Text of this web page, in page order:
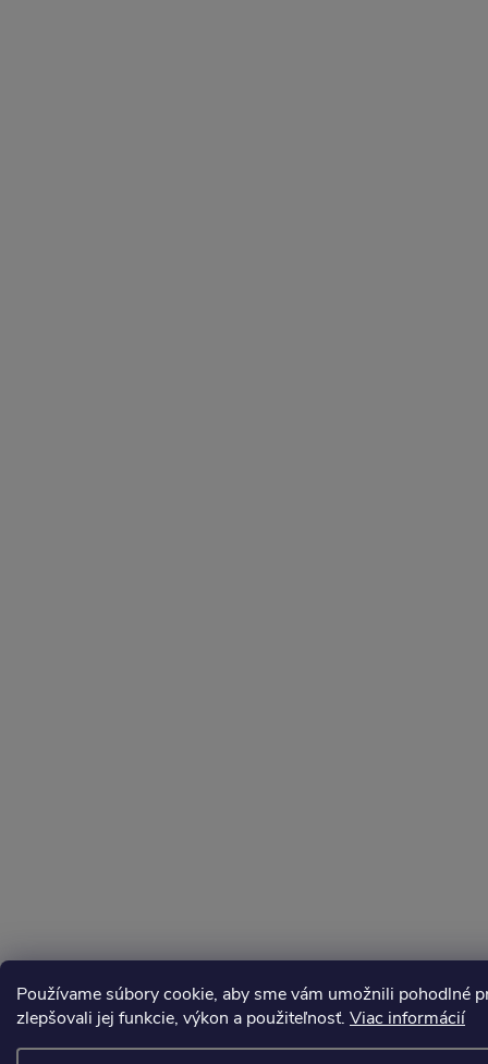
Používame súbory cookie, aby sme vám umožnili pohodlné
zlepšovali jej funkcie, výkon a použiteľnosť. Viac informácií